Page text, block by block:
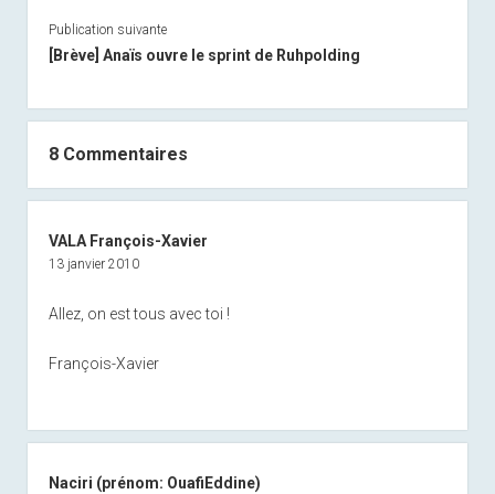
Publication suivante
[Brève] Anaïs ouvre le sprint de Ruhpolding
8 Commentaires
VALA François-Xavier
13 janvier 2010
Allez, on est tous avec toi !
François-Xavier
Naciri (prénom: OuafiEddine)